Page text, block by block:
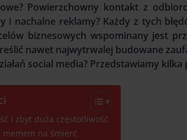
Powierzchowny kontakt z
i nachalne reklamy? Każdy z tych
biznesowych wspominany jest
nawet najwytrwalej budowane
social media? Przedstawiamy
i zbyt duża częstotliwość
memem na śmierć